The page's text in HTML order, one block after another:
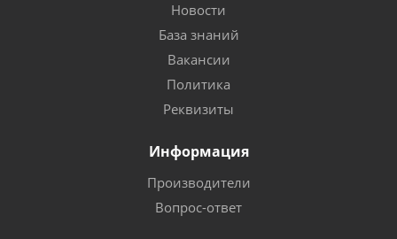
Новости
База знаний
Вакансии
Политика
Реквизиты
Информация
Производители
Вопрос-ответ